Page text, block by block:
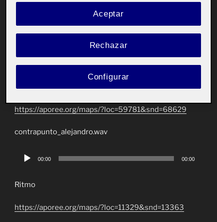
https://aporee.org/maps/?loc=59041&snd=67756
armonia_alejandro.wav
Reproductor
de
Contrapunto
https://aporee.org/maps/?loc=59781&snd=68629
contrapunto_alejandro.wav
Reproductor
00:00 00:00
Ritmo
https://aporee.org/maps/?loc=11329&snd=13363
Rechazar
Aceptar
Configurar